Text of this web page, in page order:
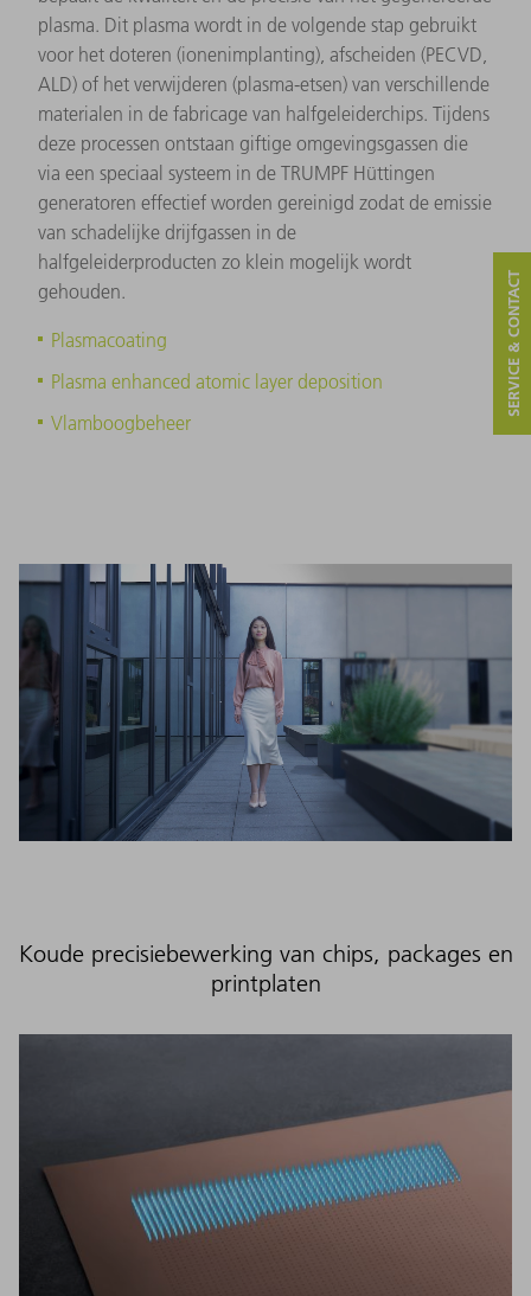
plasma. Dit plasma wordt in de volgende stap gebruikt
voor het doteren (ionenimplanting), afscheiden (PECVD,
ALD) of het verwijderen (plasma-etsen) van verschillende
materialen in de fabricage van halfgeleiderchips. Tijdens
deze processen ontstaan giftige omgevingsgassen die
via een speciaal systeem in de TRUMPF Hüttingen
generatoren effectief worden gereinigd zodat de emissie
van schadelijke drijfgassen in de
halfgeleiderproducten zo klein mogelijk wordt
gehouden.
Plasmacoating
Plasma enhanced atomic layer deposition
Vlamboogbeheer
Koude precisiebewerking van chips, packages en
printplaten
SERVICE & CONTACT